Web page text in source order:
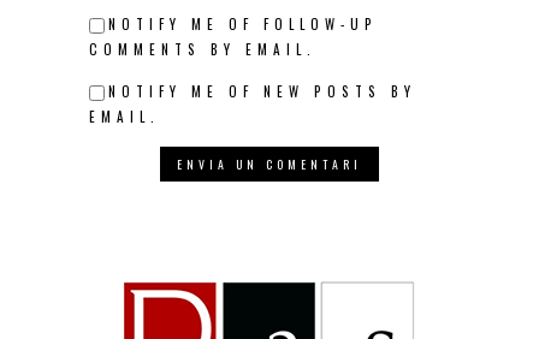
NOTIFY ME OF FOLLOW-UP
COMMENTS BY EMAIL.
NOTIFY ME OF NEW POSTS BY
EMAIL.